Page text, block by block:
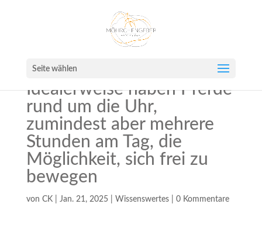
Seite wählen
Idealerweise haben Pferde
rund um die Uhr,
zumindest aber mehrere
Stunden am Tag, die
Möglichkeit, sich frei zu
bewegen
von CK| Jan. 21, 2025| Wissenswertes| 0 Kommentare